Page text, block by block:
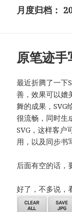
月度归档：
原笔迹手
最近折腾了一下
善，效果可以媲
舞的成果，SVG
很流畅，同时生
SVG，这样客户
用，以及同步书
后面有空的话，
好了，不多说，